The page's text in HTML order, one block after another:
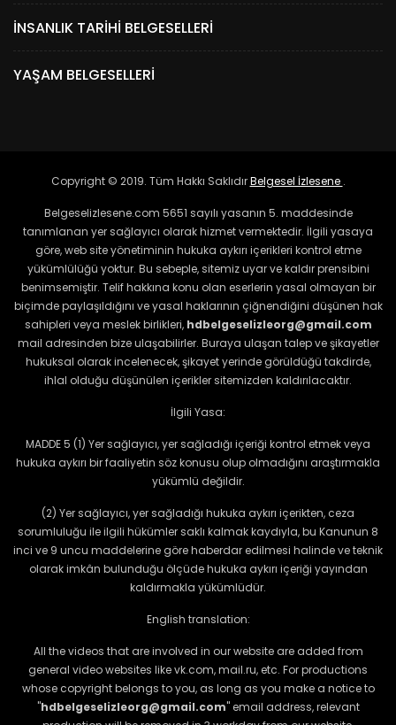
İNSANLIK TARIHI BELGESELLERI
YAŞAM BELGESELLERI
Copyright © 2019. Tüm Hakkı SaklıdırBelgesel İzlesene .
Belgeselizlesene.com 5651 sayılı yasanın 5. maddesinde
tanımlanan yer sağlayıcı olarak hizmet vermektedir. İlgili yasaya
göre, web site yönetiminin hukuka aykırı içerikleri kontrol etme
yükümlülüğü yoktur. Bu sebeple, sitemiz uyar ve kaldır prensibini
benimsemiştir. Telif hakkına konu olan eserlerin yasal olmayan bir
biçimde paylaşıldığını ve yasal haklarının çiğnendiğini düşünen hak
sahipleri veya meslek birlikleri, hdbelgeselizleorg@gmail.com
mail adresinden bize ulaşabilirler. Buraya ulaşan talep ve şikayetler
hukuksal olarak incelenecek, şikayet yerinde görüldüğü takdirde,
ihlal olduğu düşünülen içerikler sitemizden kaldırılacaktır.
İlgili Yasa:
MADDE 5 (1) Yer sağlayıcı, yer sağladığı içeriği kontrol etmek veya
hukuka aykırı bir faaliyetin söz konusu olup olmadığını araştırmakla
yükümlü değildir.
(2) Yer sağlayıcı, yer sağladığı hukuka aykırı içerikten, ceza
sorumluluğu ile ilgili hükümler saklı kalmak kaydıyla, bu Kanunun 8
inci ve 9 uncu maddelerine göre haberdar edilmesi halinde ve teknik
olarak imkân bulunduğu ölçüde hukuka aykırı içeriği yayından
kaldırmakla yükümlüdür.
English translation:
All the videos that are involved in our website are added from
general video websites like vk.com, mail.ru, etc. For productions
whose copyright belongs to you, as long as you make a notice to
"hdbelgeselizleorg@gmail.com" email address, relevant